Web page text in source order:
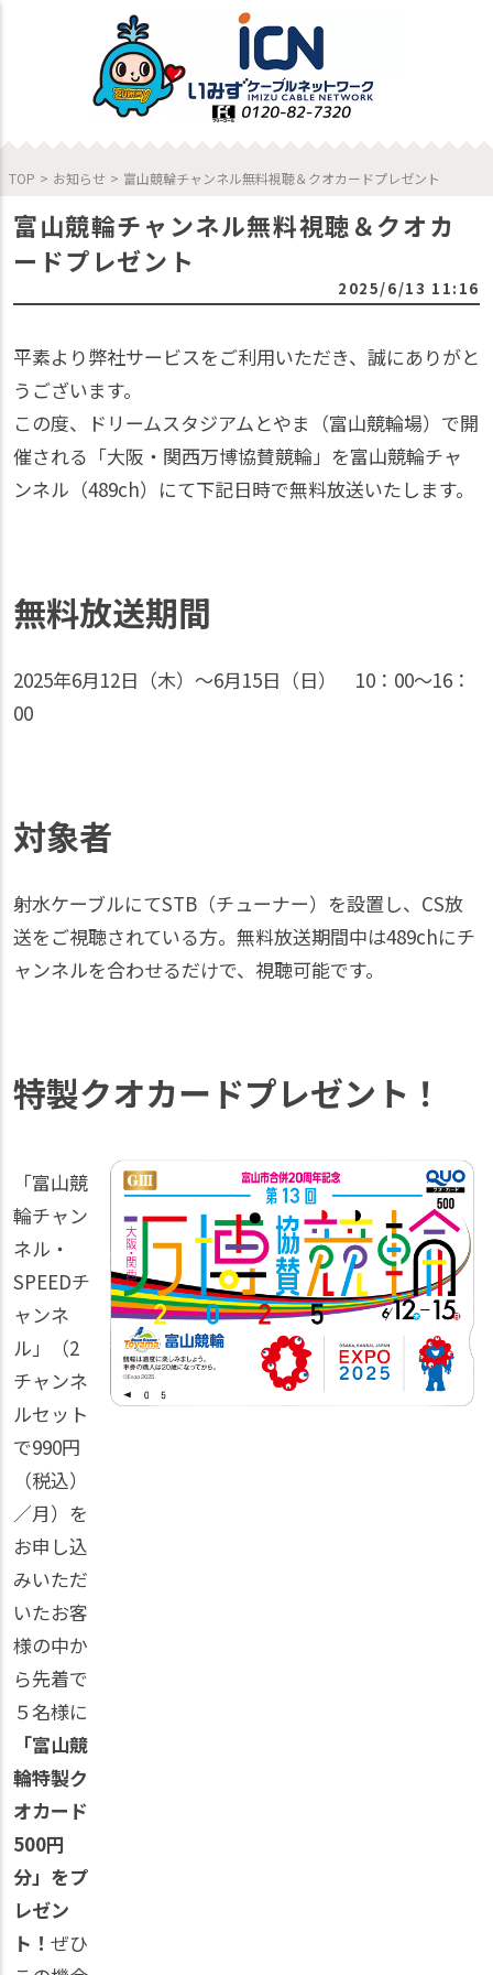
TOP > お知らせ > 富山競輪チャンネル無料視聴＆クオカードプレゼント
富山競輪チャンネル無料視聴＆クオカ
ードプレゼント
2025/6/13 11:16
平素より弊社サービスをご利用いただき、誠にありがと
うございます。
この度、ドリームスタジアムとやま（富山競輪場）で開
催される「大阪・関西万博協賛競輪」を富山競輪チャ
ンネル（489ch）にて下記日時で無料放送いたします。
無料放送期間
2025年6月12日（木）～6月15日（日） 10：00～16：
00
対象者
射水ケーブルにてSTB（チューナー）を設置し、CS放
送をご視聴されている方。無料放送期間中は489chにチ
ャンネルを合わせるだけで、視聴可能です。
特製クオカードプレゼント！
「富山競
輪チャン
ネル・
SPEEDチ
ャンネ
ル」（2
チャンネ
ルセット
で990円
（税込）
／月）を
お申し込
みいただ
いたお客
様の中か
ら先着で
５名様に
「富山競
輪特製ク
オカード
500円
分」をプ
レゼン
ト！ ぜひ